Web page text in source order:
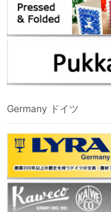
Germany ドイツ